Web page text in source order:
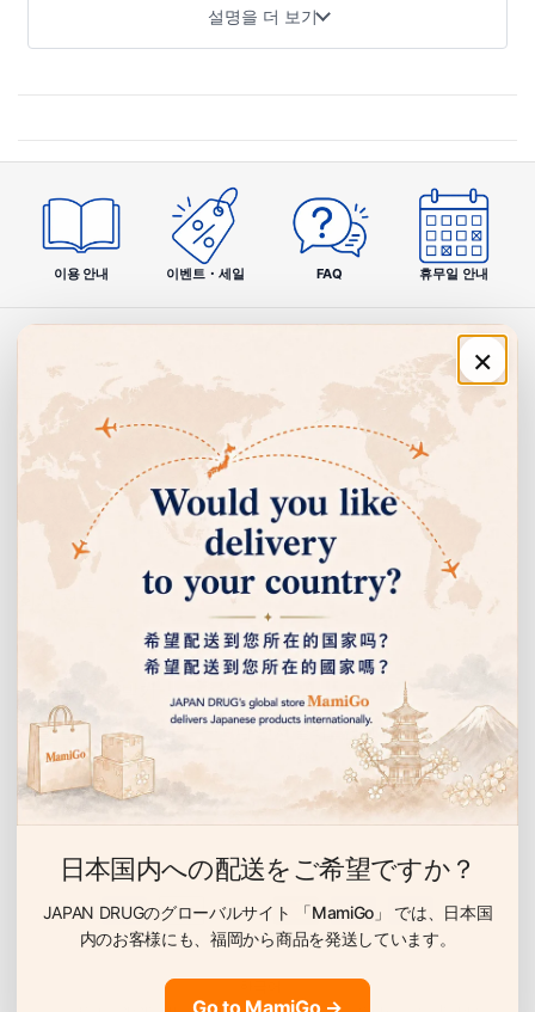
에 더해, 히알루론산·코엔자임Q10·엘라스틴 펩타이드를 플러
스했습니다. 향료·착색료·보존료 무첨가에 こだり, 건강보조식
품 GMP를 취득한 국내 공장에서 제조. 2022년 8월부터 병을
얇게 하여 플라스틱을 10% 절감하는 친환경 대응도 추진하고
있습니다.
제품 특장
💎
저분자 콜라겐 2000mg
흡수되기 쉬운 펩타이드 상태로 가공한 저분자 콜라겐을 1일 8정당
2000mg 배합. 돼지 콜라겐 펩타이드(젤라틴 포함, 벨기에 제조)를 원
료로 사용합니다.
히알루론산 1mg 배합
촉촉함 성분으로 알려진 히알루론산을 배합. 콜라겐과의 시너지로 매
일의 뷰티 컨디션을 서포트합니다.（제조 시 배합）
⚡
코엔자임Q10 1mg 배합
Q10（CoQ10）」을 배합. 뷰티 케어를 서포트합니다.
설명을 더 보기
이용 안내 이벤트・세일 FAQ 휴무일 안내
×
日本国内への配送をご希望ですか？
JAPAN DRUGのグローバルサイト 「MamiGo」
では、日本国
内のお客様にも、福岡から商品を発送しています。
Go to MamiGo →
주문·이용 안내
쇼핑 안내
고객센터
선물, 할인 이벤트 등을 누구보다 먼저 알려드립니다.
이
일
국
가